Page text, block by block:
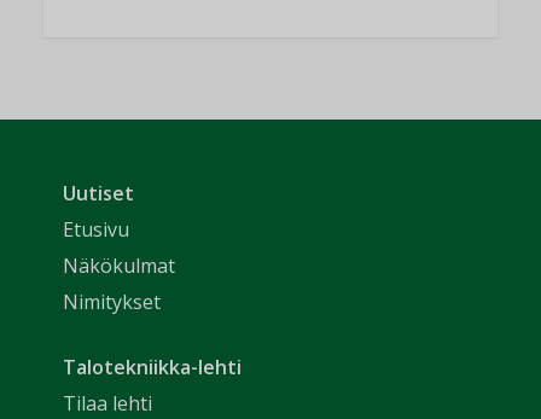
Uutiset
Etusivu
Näkökulmat
Nimitykset
Talotekniikka-lehti
Tilaa lehti